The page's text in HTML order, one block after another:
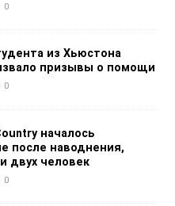
0
из Хьюстона
призывы о помощи
0
началось
после наводнения,
двух человек
0